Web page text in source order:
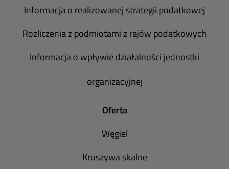
Informacja o realizowanej strategii podatkowej
Rozliczenia z podmiotami z rajów podatkowych
Informacja o wpływie działalności jednostki
organizacyjnej
Oferta
Węgiel
Kruszywa skalne